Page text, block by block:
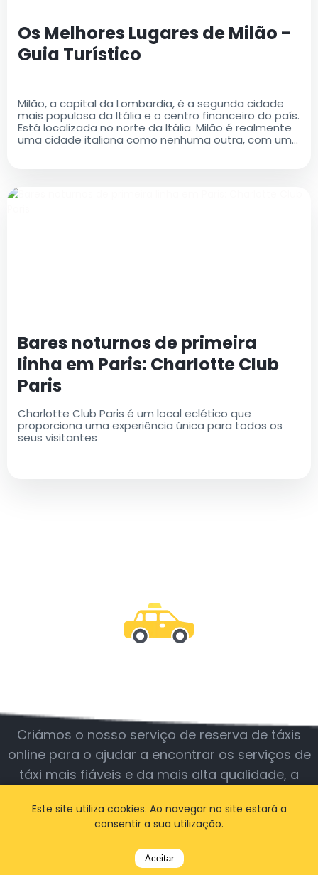
Os Melhores Lugares de Milão -
Guia Turístico
Milão, a capital da Lombardia, é a segunda cidade
mais populosa da Itália e o centro financeiro do país.
Está localizada no norte da Itália. Milão é realmente
uma cidade italiana como nenhuma outra, com uma
Bares noturnos de primeira
linha em Paris: Charlotte Club
Paris
Charlotte Club Paris é um local eclético que
proporciona uma experiência única para todos os
seus visitantes
Criámos o nosso serviço de reserva de táxis
online para o ajudar a encontrar os serviços de
táxi mais fiáveis e da mais alta qualidade, a
Este site utiliza cookies. Ao navegar no site estará a
consentir a sua utilização.
Aceitar